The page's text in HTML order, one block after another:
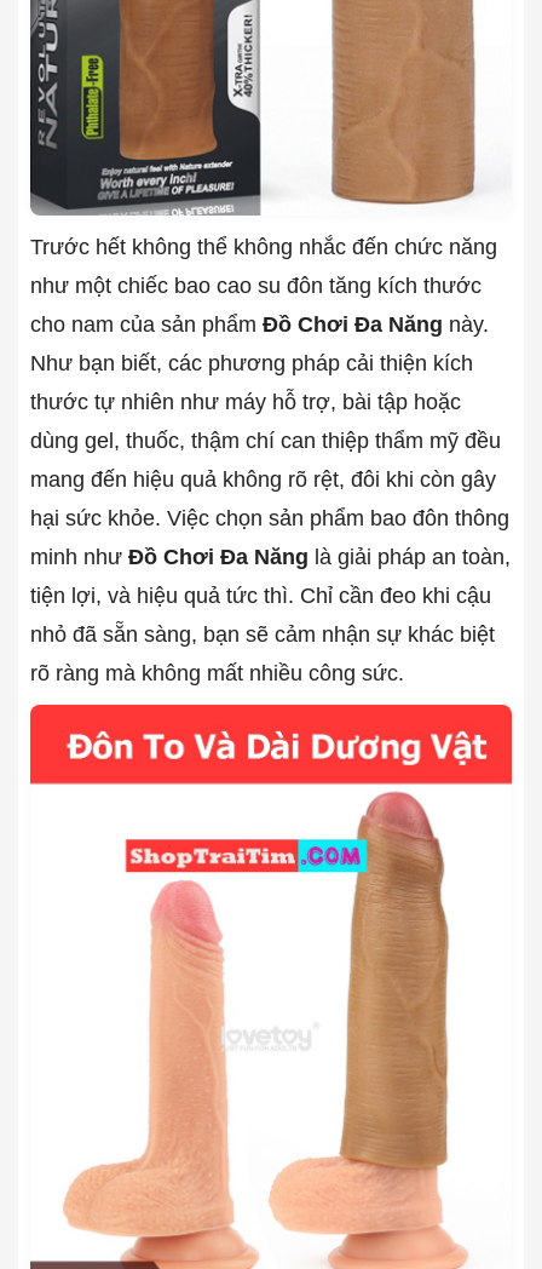
Trước hết không thể không nhắc đến chức năng
như một chiếc bao cao su đôn tăng kích thước
cho nam của sản phẩm Đồ Chơi Đa Năng này.
Như bạn biết, các phương pháp cải thiện kích
thước tự nhiên như máy hỗ trợ, bài tập hoặc
dùng gel, thuốc, thậm chí can thiệp thẩm mỹ đều
mang đến hiệu quả không rõ rệt, đôi khi còn gây
hại sức khỏe. Việc chọn sản phẩm bao đôn thông
minh như Đồ Chơi Đa Năng là giải pháp an toàn,
tiện lợi, và hiệu quả tức thì. Chỉ cần đeo khi cậu
nhỏ đã sẵn sàng, bạn sẽ cảm nhận sự khác biệt
rõ ràng mà không mất nhiều công sức.